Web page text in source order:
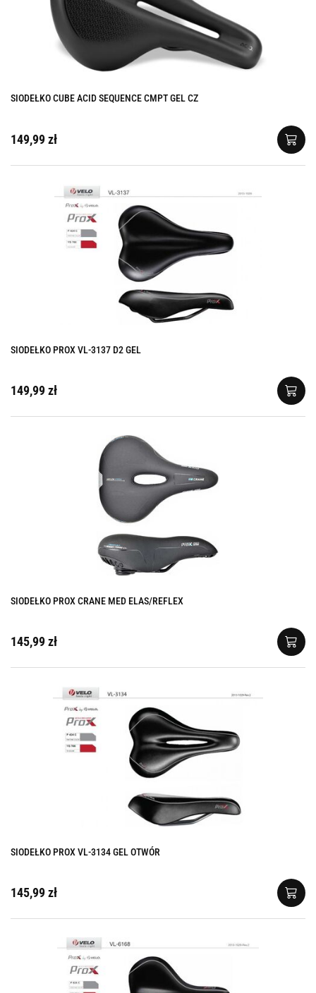
SIODEŁKO CUBE ACID SEQUENCE CMPT GEL CZ
149,99 zł
SIODEŁKO PROX VL-3137 D2 GEL
149,99 zł
SIODEŁKO PROX CRANE MED ELAS/REFLEX
145,99 zł
SIODEŁKO PROX VL-3134 GEL OTWÓR
145,99 zł